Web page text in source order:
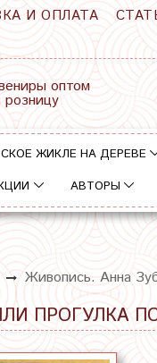
И ОПЛАТА
оптом
розницу
ЖИКЛЕ НА ДЕРЕВЕ
АВТОРЫ
Живопись. Анна
ПРОГУЛКА